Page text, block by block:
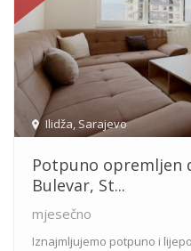
Ilidža, Sarajevo
Potpuno opremljen
Bulevar, St...
mjesečno
Iznajmljujemo potpuno i